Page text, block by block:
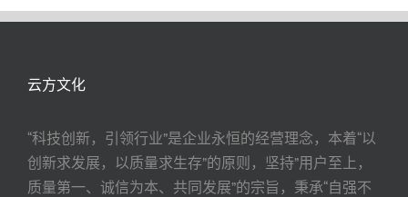
云方文化
“科技创新，引领行业”是企业永恒的经营理念，本着“以
创新求发展，以质量求生存”的原则，坚持”用户至上，
质量第一、诚信为本、共同发展”的宗旨，秉承“自强不